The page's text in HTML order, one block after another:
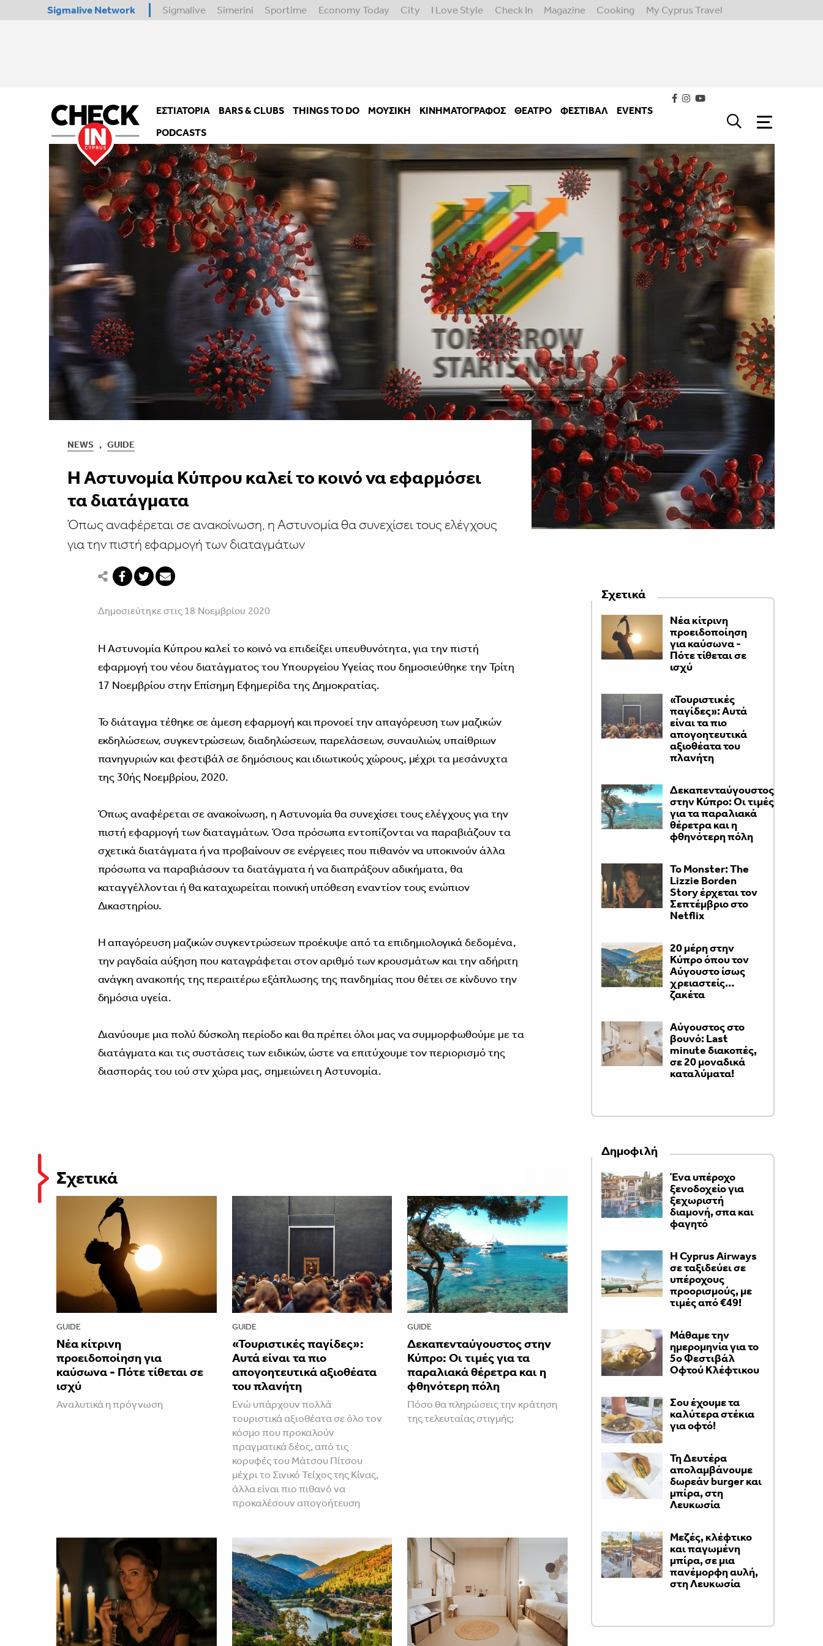
Sigmalive Network Sigmalive Simerini Sportime Economy Today City I Love Style Check In Magazine Cooking My Cyprus Travel
ΕΣΤΙΑΤΌΡΙΑ BARS & CLUBS THINGS TO DO ΜΟΥΣΙΚΉ ΚΙΝΗΜΑΤΟΓΡΆΦΟΣ ΘΈΑΤΡΟ ΦΕΣΤΙΒΑΛ
EVENTS
PODCASTS
NEWS , GUIDE
Η Αστυνομία Κύπρου καλεί το κοινό να εφαρμόσει
τα διατάγματα
Όπως αναφέρεται σε ανακοίνωση, η Αστυνομία θα συνεχίσει τους ελέγχους
για την πιστή εφαρμογή των διαταγμάτων
Δημοσιεύτηκε στις 18 Νοεμβρίου 2020
Η Αστυνομία Κύπρου καλεί το κοινό να επιδείξει υπευθυνότητα, για την πιστή
εφαρμογή του νέου διατάγματος του Υπουργείου Υγείας που δημοσιεύθηκε την Τρίτη
17 Νοεμβρίου στην Επίσημη Εφημερίδα της Δημοκρατίας.
Το διάταγμα τέθηκε σε άμεση εφαρμογή και προνοεί την απαγόρευση των μαζικών
εκδηλώσεων, συγκεντρώσεων, διαδηλώσεων, παρελάσεων, συναυλιών, υπαίθριων
πανηγυριών και φεστιβάλ σε δημόσιους και ιδιωτικούς χώρους, μέχρι τα μεσάνυχτα
της 30ής Νοεμβρίου, 2020.
Όπως αναφέρεται σε ανακοίνωση, η Αστυνομία θα συνεχίσει τους ελέγχους για την
πιστή εφαρμογή των διαταγμάτων. Όσα πρόσωπα εντοπίζονται να παραβιάζουν τα
σχετικά διατάγματα ή να προβαίνουν σε ενέργειες που πιθανόν να υποκινούν άλλα
πρόσωπα να παραβιάσουν τα διατάγματα ή να διαπράξουν αδικήματα, θα
καταγγέλλονται ή θα καταχωρείται ποινική υπόθεση εναντίον τους ενώπιον
Δικαστηρίου.
H απαγόρευση μαζικών συγκεντρώσεων προέκυψε από τα επιδημιολογικά δεδομένα,
την ραγδαία αύξηση που καταγράφεται στον αριθμό των κρουσμάτων και την αδήριτη
ανάγκη ανακοπής της περαιτέρω εξάπλωσης της πανδημίας που θέτει σε κίνδυνο την
δημόσια υγεία.
Διανύουμε μια πολύ δύσκολη περίοδο και θα πρέπει όλοι μας να συμμορφωθούμε με τα
διατάγματα και τις συστάσεις των ειδικών, ώστε να επιτύχουμε τον περιορισμό της
διασποράς του ιού στν χώρα μας, σημειώνει η Αστυνομία.
Σχετικά
GUIDE
Νέα κίτρινη
προειδοποίηση για
καύσωνα - Πότε τίθεται σε
ισχύ
Αναλυτικά η πρόγνωση
GUIDE
«Τουριστικές παγίδες»:
Αυτά είναι τα πιο
απογοητευτικά αξιοθέατα
του πλανήτη
Ενώ υπάρχουν πολλά
τουριστικά αξιοθέατα σε όλο τον
κόσμο που προκαλούν
πραγματικά δέος, από τις
κορυφές του Μάτσου Πίτσου
μέχρι το Σινικό Τείχος της Κίνας,
άλλα είναι πιο πιθανό να
προκαλέσουν απογοήτευση
GUIDE
Δεκαπενταύγουστος στην
Κύπρο: Οι τιμές για τα
παραλιακά θέρετρα και η
φθηνότερη πόλη
Πόσο θα πληρώσεις την κράτηση
της τελευταίας στιγμής;
Σχετικά
Νέα κίτρινη
προειδοποίηση
για καύσωνα -
Πότε τίθεται σε
ισχύ
«Τουριστικές
παγίδες»: Αυτά
είναι τα πιο
απογοητευτικά
αξιοθέατα του
πλανήτη
Δεκαπενταύγουστος
στην Κύπρο: Οι τιμές
για τα παραλιακά
θέρετρα και η
φθηνότερη πόλη
Το Monster: The
Lizzie Borden
Story έρχεται τον
Σεπτέμβριο στο
Netflix
20 μέρη στην
Κύπρο όπου τον
Αύγουστο ίσως
χρειαστείς…
ζακέτα
Aύγουστος στο
βουνό: Last
minute διακοπές,
σε 20 μοναδικά
καταλύματα!
Δημοφιλή
Ένα υπέροχο
ξενοδοχείο για
ξεχωριστή
διαμονή, σπα και
φαγητό
H Cyprus Airways
σε ταξιδεύει σε
υπέροχους
προορισμούς, με
τιμές από €49!
Μάθαμε την
ημερομηνία για το
5ο Φεστιβάλ
Οφτού Κλέφτικου
Σου έχουμε τα
καλύτερα στέκια
για οφτό!
Τη Δευτέρα
απολαμβάνουμε
δωρεάν burger και
μπίρα, στη
Λευκωσία
Μεζές, κλέφτικο
και παγωμένη
μπίρα, σε μια
πανέμορφη αυλή,
στη Λευκωσία